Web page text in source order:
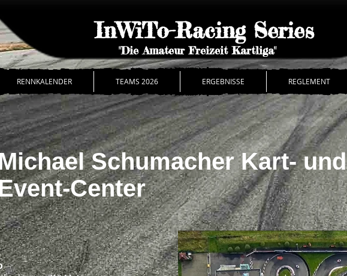
InWiTo-Racing Series
"Die Amateur Freizeit Kartliga"
RENNKALENDER TEAMS 2026 ERGEBNISSE REGLEMENT
Schumacher Kart- und
Center